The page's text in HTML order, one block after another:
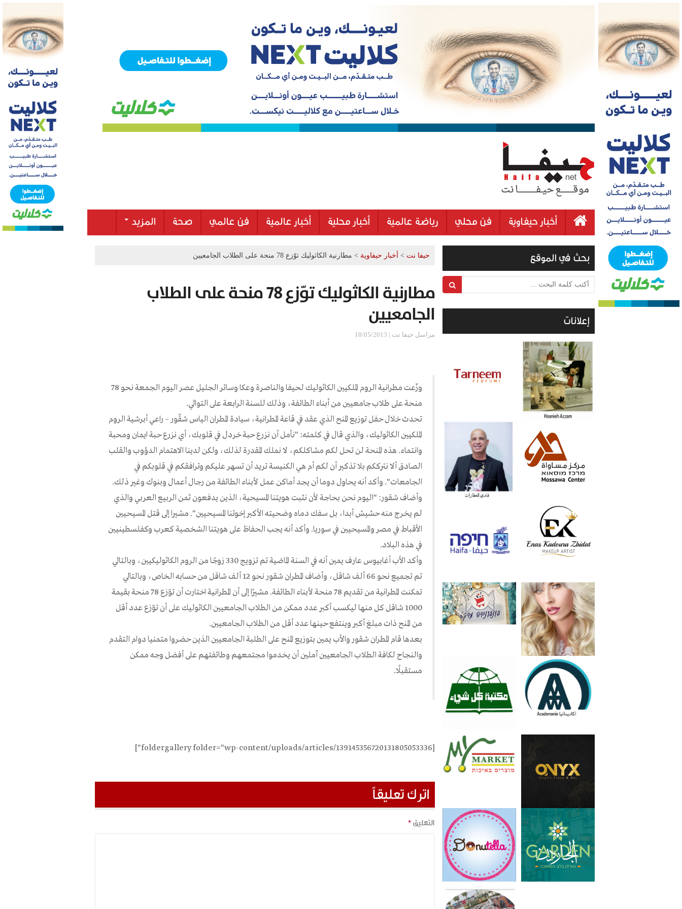
أخبار حيفاوية فن محلي رياضة عالمية أخبار محلية أخبار عالمية فن عالمي صحة المزيد
حيفا نت > أخبار حيفاوية > مطارنية الكاثوليك توّزع 78 منحة على الطلاب الجامعيين
مطارنية الكاثوليك توّزع 78 منحة على الطلاب
الجامعيين
مراسل حيفا نت | 18/05/2013
وزّعت مطرانية الروم الملكيين الكاثوليك لحيفا والناصرة وعكا وسائر الجليل عصر اليوم الجمعة نحو 78
منحة على طلاب جامعيين من أبناء الطائفة، وذلك للسنة الرابعة على التوالي.
تحدث خلال حفل توزيع المنح الذي عقد في قاعة المطرانية، سيادة المطران الياس شقّور – راعي أبرشية الروم
الملكيين الكاثوليك، والذي قال في كلمته: "نأمل أن نزرع حبة خردل في قلوبك، أي نزرع حبة ايمان ومحبة
وانتماء. هذه المنحة لن تحل لكم مشاكلكم، لا نملك المقدرة لذلك، ولكن لدينا الاهتمام الدؤوب والقلب
الصادق ألا نترككم بلا تذكير أن لكم أم هي الكنيسة تريد أن تسهر عليكم وترافقكم في قلوبكم في
الجامعات". وأكد أنه يحاول دوما أن يجد أماكن عمل لأبناء الطائفة من رجال أعمال وبنوك وغير ذلك.
وأضاف شقور: "اليوم نحن بحاجة لأن نثبت هويتنا المسيحية، الذين يدفعون ثمن الربيع العربي والذي
لم يخرج منه حشيش أبدا، بل سفك دماه وضحيته الأكبر إخوتنا المسيحيين". مشيرا إلى قتل المسيحيين
الأقباط في مصر والمسيحيين في سوريا. وأكد أنه يجب الحفاظ على هويتنا الشخصية كعرب وكفلسطينيين
في هذه البلاد.
وأكد الأب أغابيوس عارف يمين أنه في السنة الماضية تم تزويج 330 زوجًا من الروم الكاثوليكيين، وبالتالي
تم تجميع نحو 66 ألف شاقل، وأضاف المطران شقور نحو 12 ألف شاقل من حسابه الخاص، وبالتالي
تمكنت المطرانية من تقديم 78 منحة لأبناء الطائفة. مشيرًا إلى أن المطرانية اختارت أن توّزع 78 منحة بقيمة
1000 شاقل كل منها ليكسب أكبر عدد ممكن من الطلاب الجامعيين الكاثوليك على أن توّزع عدد أقل
من المنح ذات مبلغ أكبر وينتفع حينها عدد أقل من الطلاب الجامعيين.
بعدها قام المطران شقور والأب يمين بتوزيع المنح على الطلبة الجامعيين الذين حضروا متمنيا دوام التقدم
والنجاح لكافة الطلاب الجامعيين آملين أن يخدموا مجتمعهم وطائفتهم على أفضل وجه ممكن
مستقبلًا.
[foldergallery folder="wp-content/uploads/articles/139145356720131805053336"]
اترك تعليقاً
التعليق*
بحث في الموقع
أكتب كلمة البحث ...
إعلانات